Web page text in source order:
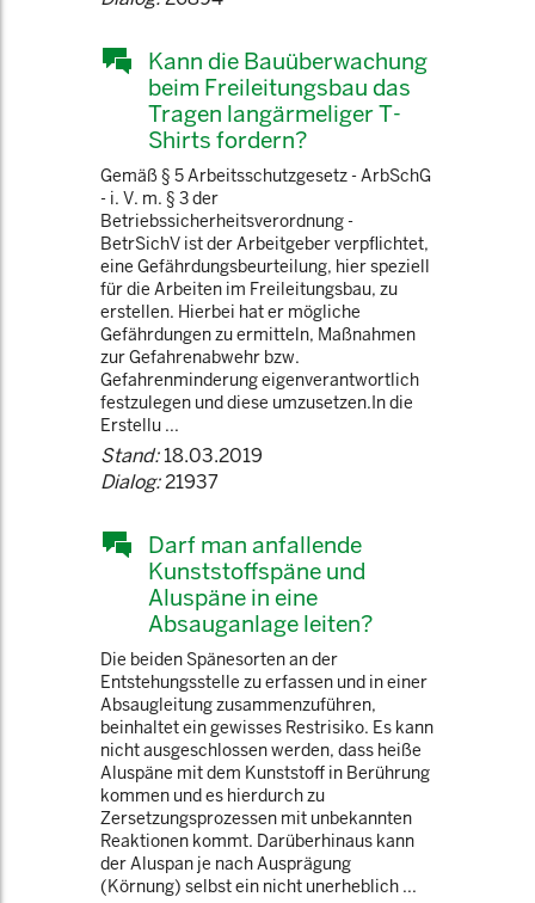
Kann die Bauüberwachung
beim Freileitungsbau das
Tragen langärmeliger T-
Shirts fordern?
Gemäß § 5 Arbeitsschutzgesetz - ArbSchG
- i. V. m. § 3 der
Betriebssicherheitsverordnung -
BetrSichV ist der Arbeitgeber verpflichtet,
eine Gefährdungsbeurteilung, hier speziell
für die Arbeiten im Freileitungsbau, zu
erstellen. Hierbei hat er mögliche
Gefährdungen zu ermitteln, Maßnahmen
zur Gefahrenabwehr bzw.
Gefahrenminderung eigenverantwortlich
festzulegen und diese umzusetzen.In die
Erstellu ...
Stand:18.03.2019
Dialog:21937
Darf man anfallende
Kunststoffspäne und
Aluspäne in eine
Absauganlage leiten?
Die beiden Spänesorten an der
Entstehungsstelle zu erfassen und in einer
Absaugleitung zusammenzuführen,
beinhaltet ein gewisses Restrisiko. Es kann
nicht ausgeschlossen werden, dass heiße
Aluspäne mit dem Kunststoff in Berührung
kommen und es hierdurch zu
Zersetzungsprozessen mit unbekannten
Reaktionen kommt. Darüberhinaus kann
der Aluspan je nach Ausprägung
(Körnung) selbst ein nicht unerheblich ...